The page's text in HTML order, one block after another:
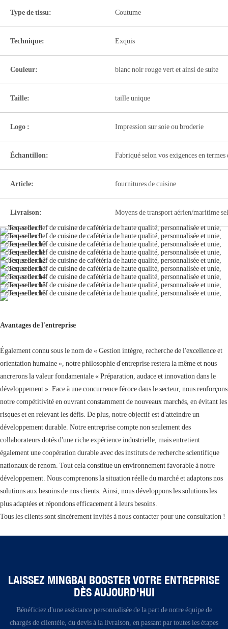
Type de tissu: Coutume
Technique: Exquis
Couleur: blanc noir rouge vert et ainsi de suite
Taille: taille unique
Logo : Impression sur soie ou broderie
Échantillon: Fabriqué selon vos exigences en
Article: fournitures de cuisine
Livraison: Moyens de transport aérien/maritime
Avantages de l'entreprise
Également connu sous le nom de « Gestion intègre, recherche de l'excellence et
orientation humaine », notre philosophie d'entreprise restera la même et nous
ancrerons la valeur fondamentale « Préparation, audace et innovation dans le
développement ». Face à une concurrence féroce dans le secteur, nous renforçons
notre compétitivité en ouvrant constamment de nouveaux marchés, en évitant les
risques et en relevant les défis. De plus, notre objectif est d'atteindre un
développement durable. Notre entreprise compte non seulement des
collaborateurs dotés d'une riche expérience industrielle, mais entretient
également une coopération durable avec des instituts de recherche scientifique
nationaux de renom. Tout cela constitue un environnement favorable à notre
développement. Nous comprenons la situation réelle du marché et adaptons nos
solutions aux besoins de nos clients. Ainsi, nous développons les solutions les
plus adaptées et répondons efficacement à leurs besoins.
Tous les clients sont sincèrement invités à nous contacter pour une consultation !
LAISSEZ MINGBAI BOOSTER VOTRE ENTREPRISE
DÈS AUJOURD'HUI
Bénéficiez d'une assistance personnalisée de la part de notre équipe de
chargés de clientèle, du devis à la livraison, en passant par toutes les étapes